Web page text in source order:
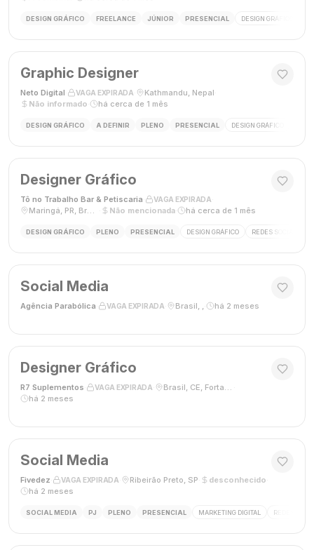
DESIGN GRÁFICO FREELANCE JÚNIOR PRESENCIAL DESIGN GRÁFICO
Graphic Designer
Neto Digital VAGA EXPIRADA Kathmandu, Nepal
Não informado
há cerca de 1 mês
DESIGN GRÁFICO A DEFINIR PLENO PRESENCIAL DESIGN GRÁFICO
Designer Gráfico
Tô no Trabalho Bar & Petiscaria VAGA EXPIRADA
Maringá, PR, Brasil
Não mencionada há cerca de 1 mês
DESIGN GRÁFICO PLENO PRESENCIAL DESIGN GRÁFICO REDES SOCIAIS
Social Media
Agência Parabólica VAGA EXPIRADA Brasil, , há 2 meses
Designer Gráfico
R7 Suplementos VAGA EXPIRADA Brasil, CE, Fortaleza
há 2 meses
Social Media
Fivedez VAGA EXPIRADA Ribeirão Preto, SP desconhecido
há 2 meses
SOCIAL MEDIA PJ PLENO PRESENCIAL MARKETING DIGITAL REDES